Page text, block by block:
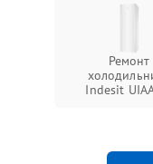
Ремонт
Indesit